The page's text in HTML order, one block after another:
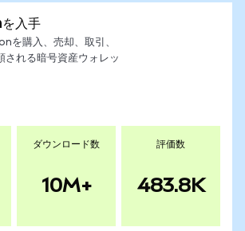
入手
を購入、売却、取引、
される暗号資産ウォレッ
ダウンロード数
10M+
評価数
483.8K